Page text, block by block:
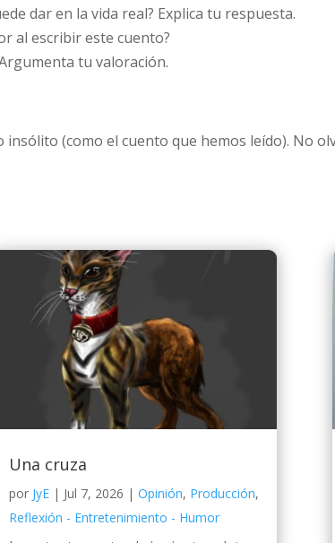
dar en la vida real? Explica tu respuesta.
al escribir este cuento?
tu valoración.
(como el cuento que hemos leído). No
Una cruza
por JyE| Jul 7, 2026 | Opinión, Producción,
Reflexión - Entretenimiento - Humor